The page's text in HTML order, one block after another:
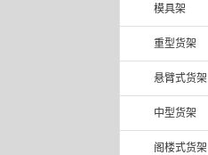
模具架
重型货架
悬臂式货架
中型货架
阁楼式货架